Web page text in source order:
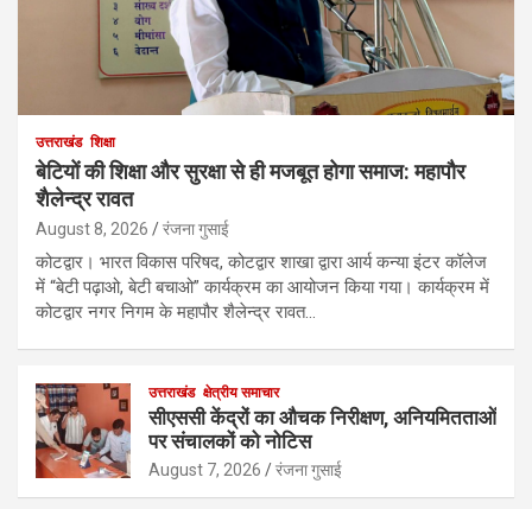
उत्तराखंड शिक्षा
बेटियों की शिक्षा और सुरक्षा से ही मजबूत होगा समाज: महापौर
शैलेन्द्र रावत
August 8, 2026 रंजना गुसाई
कोटद्वार। भारत विकास परिषद, कोटद्वार शाखा द्वारा आर्य कन्या इंटर कॉलेज
में “बेटी पढ़ाओ, बेटी बचाओ” कार्यक्रम का आयोजन किया गया। कार्यक्रम में
कोटद्वार नगर निगम के महापौर शैलेन्द्र रावत…
उत्तराखंड क्षेत्रीय समाचार
सीएससी केंद्रों का औचक निरीक्षण, अनियमितताओं
पर संचालकों को नोटिस
August 7, 2026 रंजना गुसाई